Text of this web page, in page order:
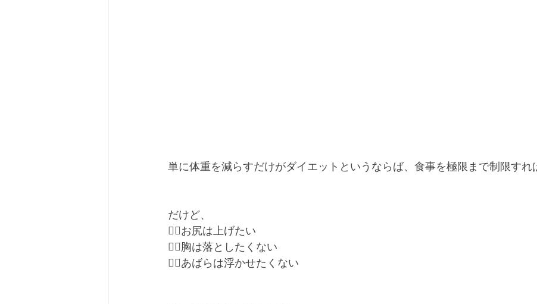
単に体重を減らすだけがダイエットというならば、食事を極限まで制限すれ
だけど、
🙋‍♀️お尻は上げたい
🙋‍♀️胸は落としたくない
🙋‍♀️あばらは浮かせたくない